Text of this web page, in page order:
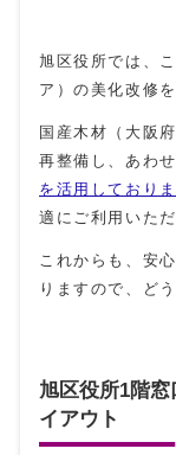
旭区役所では、
ア）の美化改修
国産木材（大阪
再整備し、あわせ
を活用しており
適にご利用いた
これからも、安
りますので、ど
旭区役所1階
イアウト